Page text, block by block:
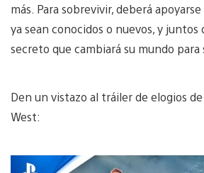
más. Para sobrevivir, deberá
ya sean conocidos o nuevos, y juntos
secreto que cambiará su mundo para
Den un vistazo al tráiler de elogios
West: